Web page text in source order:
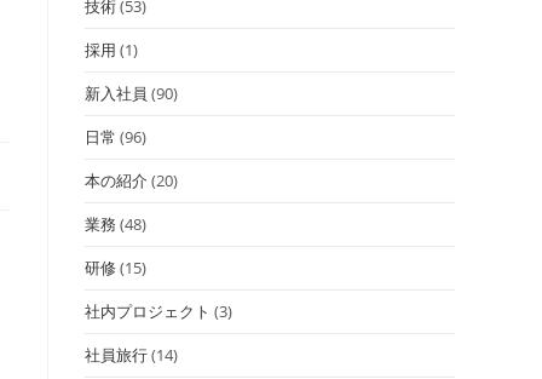
技術(53)
採用 (1)
新入社員 (90)
日常 (96)
本の紹介(20)
業務(48)
研修(15)
社内プロジェクト (3)
社員旅行(14)